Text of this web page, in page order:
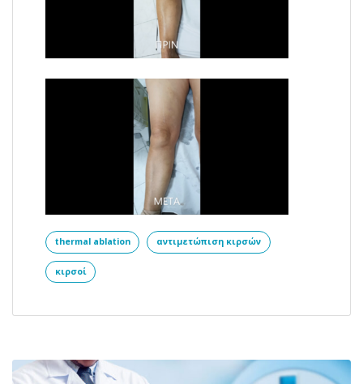
thermal ablation αντιμετώπιση κιρσών
κιρσοί